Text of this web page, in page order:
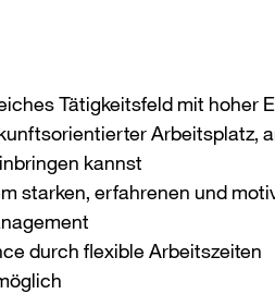
Tätigkeitsfeld mit hoher
Arbeitsplatz,
kannst
starken, erfahrenen und
durch flexible Arbeitszeiten